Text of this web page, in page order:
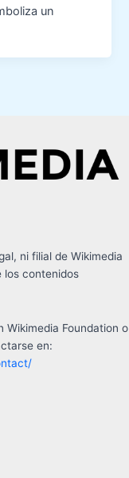
un
ni filial de Wikimedia
los contenidos
Wikimedia Foundation o
en: